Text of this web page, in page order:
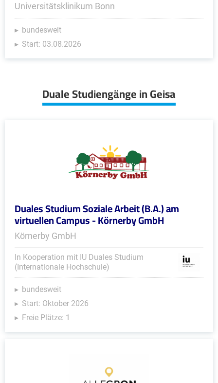
Universitätsklinikum Bonn
bundesweit
Start: 03.08.2026
Duale Studiengänge in Geisa
Duales Studium Soziale Arbeit (B.A.) am
virtuellen Campus - Körnerby GmbH
Körnerby GmbH
In Kooperation mit IU Duales Studium
(Internationale Hochschule)
bundesweit
Start: Oktober 2026
Freie Plätze: 1